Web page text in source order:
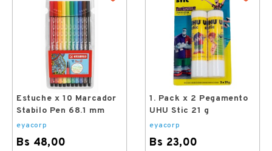
Estuche x 10 Marcador
Stabilo Pen 68.1 mm
eyacorp
Bs 48,00
1. Pack x 2 Pegamento
UHU Stic 21 g
eyacorp
Bs 23,00